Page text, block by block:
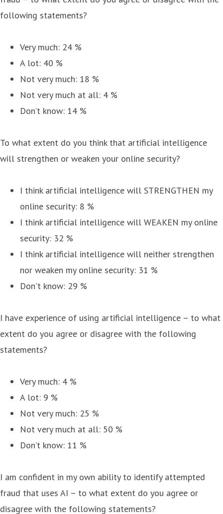
following statements?
Very much: 24 %
A lot: 40 %
Not very much: 18 %
Not very much at all: 4 %
Don’t know: 14 %
To what extent do you think that artificial intelligence
will strengthen or weaken your online security?
I think artificial intelligence will STRENGTHEN my
online security: 8 %
I think artificial intelligence will WEAKEN my online
security: 32 %
I think artificial intelligence will neither strengthen
nor weaken my online security: 31 %
Don't know: 29 %
I have experience of using artificial intelligence – to what
extent do you agree or disagree with the following
statements?
Very much: 4 %
A lot: 9 %
Not very much: 25 %
Not very much at all: 50 %
Don’t know: 11 %
I am confident in my own ability to identify attempted
fraud that uses AI – to what extent do you agree or
disagree with the following statements?